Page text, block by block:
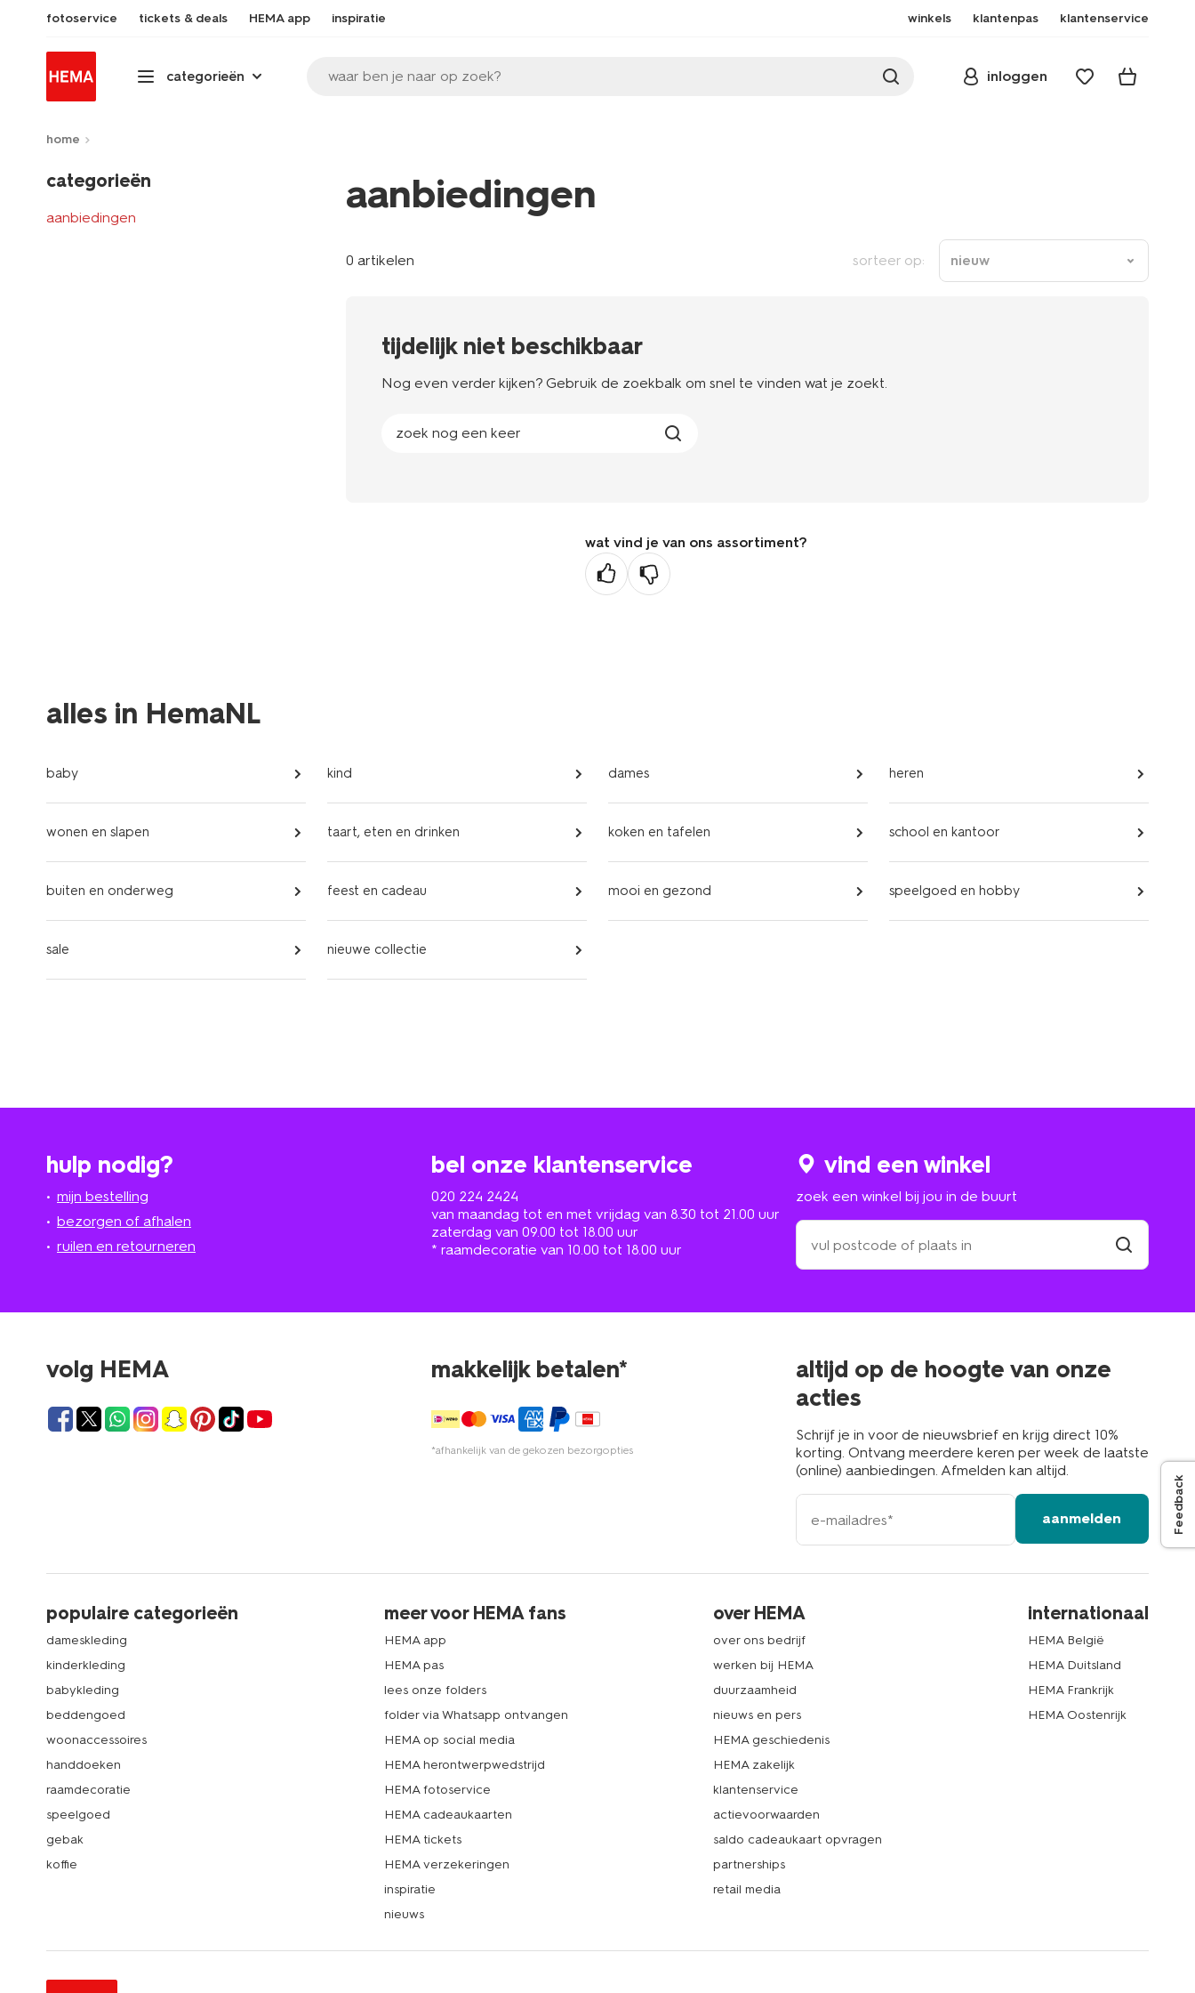
fotoservice tickets & deals HEMA app inspiratie winkels klantenpas klantenservice
categorieën waar ben je naar op zoek? inloggen
home
categorieën
aanbiedingen
aanbiedingen
0 artikelen sorteer op: nieuw
tijdelijk niet beschikbaar
Nog even verder kijken? Gebruik de zoekbalk om snel te vinden wat je zoekt.
zoek nog een keer
wat vind je van ons assortiment?
Feedback
alles in HemaNL
baby kind dames heren
wonen en slapen taart, eten en drinken koken en tafelen school en kantoor
buiten en onderweg feest en cadeau mooi en gezond speelgoed en hobby
sale nieuwe collectie
hulp nodig?
mijn bestelling
bezorgen of afhalen
ruilen en retourneren
bel onze klantenservice
020 224 2424
van maandag tot en met vrijdag van 8.30 tot 21.00 uur
zaterdag van 09.00 tot 18.00 uur
* raamdecoratie van 10.00 tot 18.00 uur
vind een winkel
zoek een winkel bij jou in de buurt
zoek
een
winkel
in
volg HEMA makkelijk betalen*
*afhankelijk van de gekozen bezorgopties
altijd op de hoogte van onze
acties
Schrijf je in voor de nieuwsbrief en krijg direct 10%
korting. Ontvang meerdere keren per week de laatste
(online) aanbiedingen. Afmelden kan altijd.
e-
mailadres
aanmelden
populaire categorieën
dameskleding
kinderkleding
babykleding
beddengoed
woonaccessoires
handdoeken
raamdecoratie
speelgoed
gebak
koffie
meer voor HEMA fans
HEMA app
HEMA pas
lees onze folders
folder via Whatsapp ontvangen
HEMA op social media
HEMA herontwerpwedstrijd
HEMA fotoservice
HEMA cadeaukaarten
HEMA tickets
HEMA verzekeringen
inspiratie
nieuws
over HEMA
over ons bedrijf
werken bij HEMA
duurzaamheid
nieuws en pers
HEMA geschiedenis
HEMA zakelijk
klantenservice
actievoorwaarden
saldo cadeaukaart opvragen
partnerships
retail media
internationaal
HEMA België
HEMA Duitsland
HEMA Frankrijk
HEMA Oostenrijk